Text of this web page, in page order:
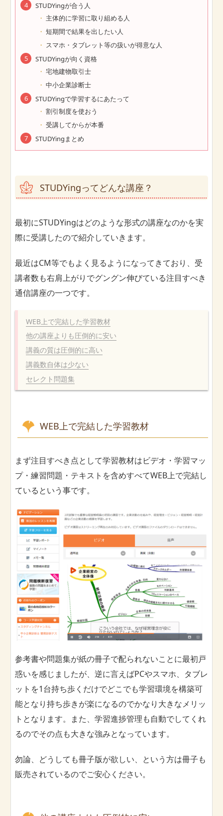
STUDYingが合う人
主体的に学習に取り組める人
短期間で結果を出したい人
スマホ・タブレット等の扱いが得意な人
STUDYingが向く資格
宅地建物取引士
中小企業診断士
STUDYingで学習するにあたって
割引制度を使おう
受講してからが本番
STUDYingまとめ
STUDYingってどんな講座？
最初にSTUDYingはどのような形式の講座なのかを実
際に受講したので紹介していきます。
最近はCM等でもよく見るようになってきており、受
講者数も右肩上がりでグングン伸びている注目すべき
通信講座の一つです。
WEB上で完結した学習教材
他の講座よりも圧倒的に安い
講義の質は圧倒的に高い
講義数自体は少ない
セレクト問題集
WEB上で完結した学習教材
まず注目すべき点として学習教材はビデオ・学習マッ
プ・練習問題・テキストを含めすべてWEB上で完結し
ているという事です。
参考書や問題集が紙の冊子で配られないことに最初戸
惑いを感じましたが、逆に言えばPCやスマホ、タブレ
ットを1台持ち歩くだけでどこでも学習環境を構築可
能となり持ち歩きが楽になるのでかなり大きなメリッ
トとなります。また、学習進捗管理も自動でしてくれ
るのでその点も大きな強みとなっています。
勿論、どうしても冊子版が欲しい、という方は冊子も
販売されているのでご安心ください。